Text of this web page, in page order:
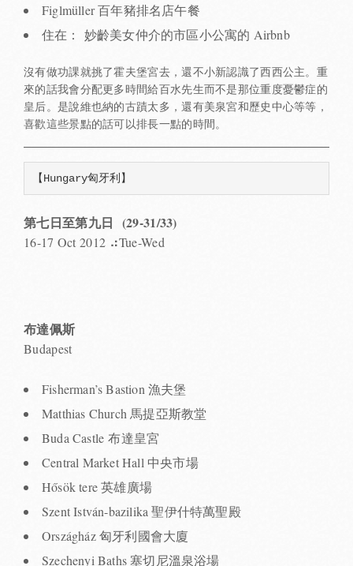
Figlmüller 百年豬排名店午餐
住在： 妙齡美女仲介的市區小公寓的 Airbnb
沒有做功課就挑了霍夫堡宮去，還不小新認識了西西公主。重
來的話我會分配更多時間給百水先生而不是那位重度憂鬱症的
皇后。是說維也納的古蹟太多，還有美泉宮和歷史中心等等，
喜歡這些景點的話可以排長一點的時間。
【Hungary匈牙利】
第七日至第九日 (29-31/33)
16-17 Oct 2012 ⠴Tue-Wed
布達佩斯
Budapest
Fisherman’s Bastion 漁夫堡
Matthias Church 馬提亞斯教堂
Buda Castle 布達皇宮
Central Market Hall 中央市場
Hősök tere 英雄廣場
Szent István-bazilika 聖伊什特萬聖殿
Országház 匈牙利國會大廈
Szechenyi Baths 塞切尼溫泉浴場